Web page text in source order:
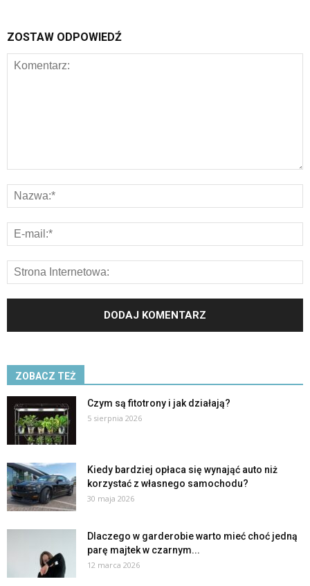
ZOSTAW ODPOWIEDŹ
ZOBACZ TEŻ
Czym są fitotrony i jak działają?
5 sierpnia 2026
Kiedy bardziej opłaca się wynająć auto niż
korzystać z własnego samochodu?
30 maja 2026
Dlaczego w garderobie warto mieć choć jedną
parę majtek w czarnym...
12 marca 2026